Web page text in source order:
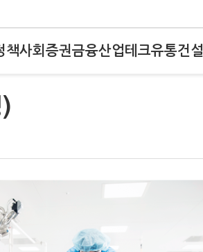
책사회 증권금융산업테크유통건설